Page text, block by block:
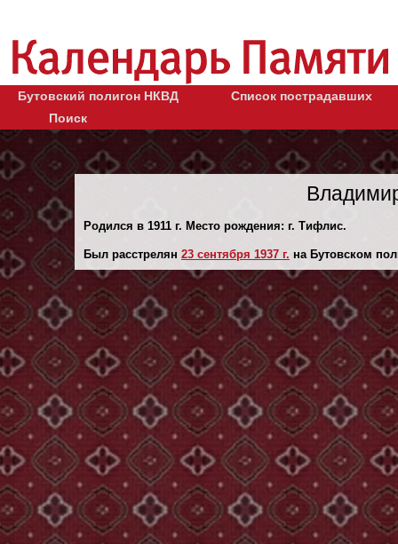
Бутовский полигон НКВД
Список пострадавших
Поиск
Родился в 1911 г. Место рождения: г. Тифлис.
Был расстрелян 23 сентября 1937 г. на Бутовском